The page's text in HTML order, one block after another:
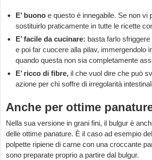
E’ buono e questo è innegabile. Se non vi
sostituirlo praticamente in tutte le ricette
E’ facile da cucinare: basta farlo sfriggere
e poi far cuocere alla pilav, immergendolo
quando questa non sia completamente
E’ ricco di fibre, il che vuol dire che può
azione per chi soffre di irregolarità
Anche per ottime
Nella sua versione in grani fini, il bulgur è
delle ottime panature. È il caso ad esempio
polpette ripiene di carne con una croccante
sono preparate proprio a partire dal bulgur.